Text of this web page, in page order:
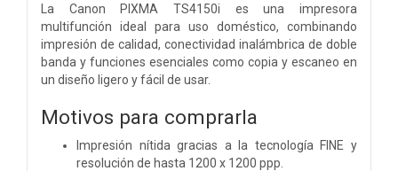
La Canon PIXMA TS4150i es una impresora
multifunción ideal para uso doméstico, combinando
impresión de calidad, conectividad inalámbrica de doble
banda y funciones esenciales como copia y escaneo en
un diseño ligero y fácil de usar.
Motivos para comprarla
Impresión nítida gracias a la tecnología FINE y
resolución de hasta 1200 x 1200 ppp.